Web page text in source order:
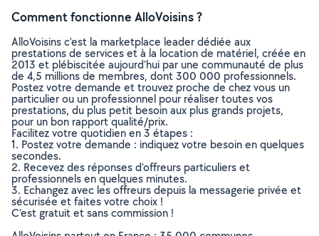
Comment fonctionne AlloVoisins ?
AlloVoisins c’est la marketplace leader dédiée aux
prestations de services et à la location de matériel, créée en
2013 et plébiscitée aujourd’hui par une communauté de plus
de 4,5 millions de membres, dont 300 000 professionnels.
Postez votre demande et trouvez proche de chez vous un
particulier ou un professionnel pour réaliser toutes vos
prestations, du plus petit besoin aux plus grands projets,
pour un bon rapport qualité/prix.
Facilitez votre quotidien en 3 étapes :
1. Postez votre demande : indiquez votre besoin en quelques
secondes.
2. Recevez des réponses d’offreurs particuliers et
professionnels en quelques minutes.
3. Echangez avec les offreurs depuis la messagerie privée et
sécurisée et faites votre choix !
C’est gratuit et sans commission !